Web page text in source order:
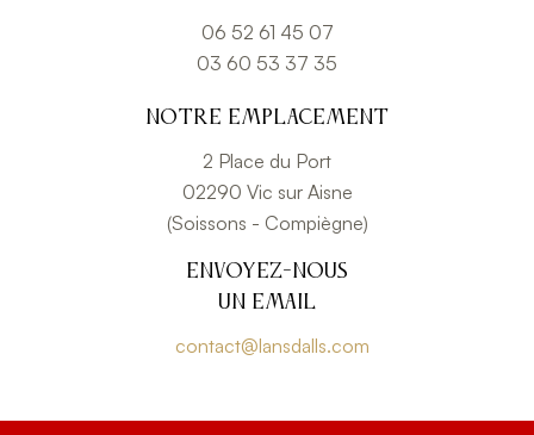
06 52 61 45 07
03 60 53 37 35
Notre emplacement
2 Place du Port
02290 Vic sur Aisne
(Soissons - Compiègne)
Envoyez-nous
un email
contact@lansdalls.com